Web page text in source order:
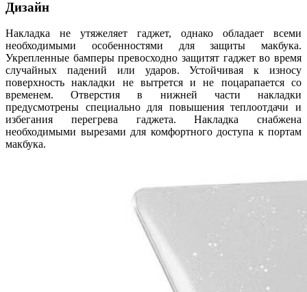
Дизайн
Накладка не утяжеляет гаджет, однако обладает всеми
необходимыми особенностями для защиты макбука.
Укрепленные бамперы превосходно защитят гаджет во время
случайных падений или ударов. Устойчивая к износу
поверхность накладки не вытрется и не поцарапается со
временем. Отверстия в нижней части накладки
предусмотрены специально для повышения теплоотдачи и
избегания перегрева гаджета. Накладка снабжена
необходимыми вырезами для комфортного доступа к портам
макбука.